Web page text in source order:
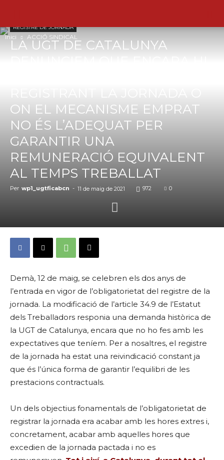
Inici ACCIÓ SINDICAL
REGISTRE DE JORNADA
LA UGT DE CATALUNYA
ON EL MECANISME EMPRAT
NO ÉS L’ADEQUAT PER
GARANTIR UNA
REMUNERACIÓ EQUIVALENT
AL TEMPS TREBALLAT
Per wp1_ugtficabcn - 11 de maig de 2021 972 0
Demà, 12 de maig, se celebren els dos anys de
l’entrada en vigor de l’obligatorietat del registre de la
jornada. La modificació de l’article 34.9 de l’Estatut
dels Treballadors responia una demanda històrica de
la UGT de Catalunya, encara que no ho fes amb les
expectatives que teníem. Per a nosaltres, el registre
de la jornada ha estat una reivindicació constant ja
que és l’única forma de garantir l’equilibri de les
prestacions contractuals.
Un dels objectius fonamentals de l’obligatorietat de
registrar la jornada era acabar amb les hores extres i,
concretament, acabar amb aquelles hores que
excedien de la jornada pactada i no es